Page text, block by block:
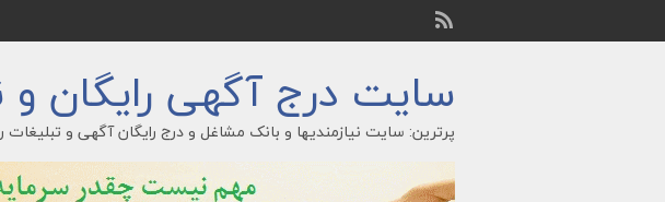
سایت درج آگهی رایگان و
پرترین: سایت نیازمندیها و بانک مشاغل و درج رایگان آگهی و تبلیغات